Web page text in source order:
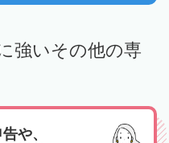
強いその他の専
や、